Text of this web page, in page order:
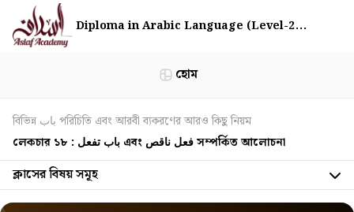
Diploma in Arabic Language (Level-2...
হোম
বিভিন্ন باب পরিচিতি এবং আরবী ব্যকরণের আরও কিছু নিয়ম
লেকচার ১৮ : باب تفعل এবং فعل ناقص সম্পর্কিত আলোচনা
ক্লাসের বিষয় সমূহ